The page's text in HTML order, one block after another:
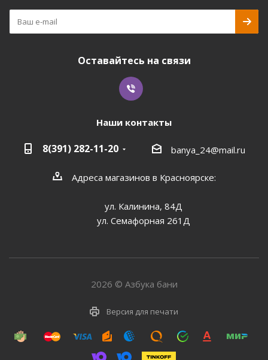
Оставайтесь на связи
Наши контакты
8(391) 282-11-20 banya_24@mail.ru
Адреса магазинов в Красноярске:
ул. Калинина, 84Д
ул. Семафорная 261Д
2026 © Азбука бани
Версия для печати